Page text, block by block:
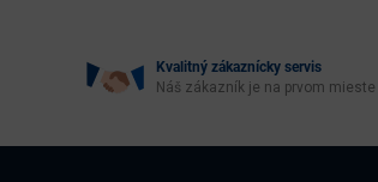
Kvalitný zákaznícky servis
Náš zákazník je na prvom mieste